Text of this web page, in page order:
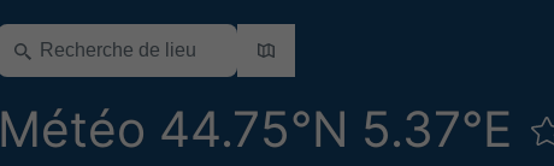
Météo 44.75°N 5.37°E